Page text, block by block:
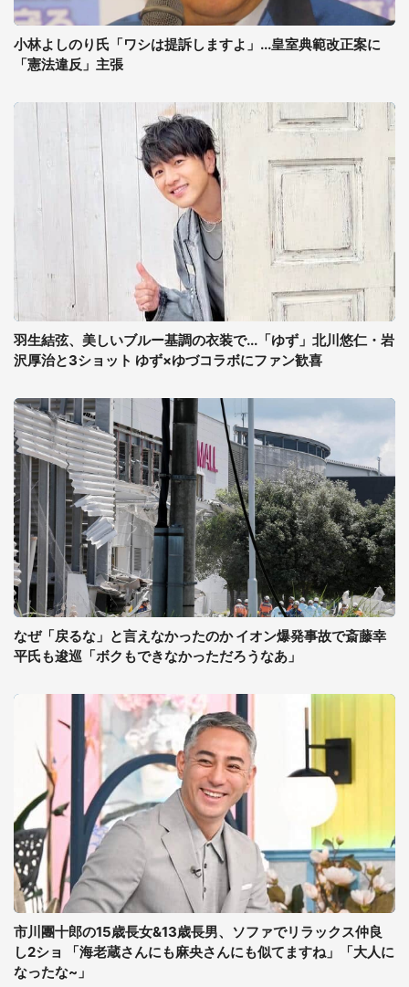
小林よしのり氏「ワシは提訴しますよ」...皇室典範改正案に
「憲法違反」主張
羽生結弦、美しいブルー基調の衣装で...「ゆず」北川悠仁・岩
沢厚治と3ショット ゆず×ゆづコラボにファン歓喜
なぜ「戻るな」と言えなかったのか イオン爆発事故で斎藤幸
平氏も逡巡「ボクもできなかっただろうなあ」
市川團十郎の15歳長女&13歳長男、ソファでリラックス仲良
し2ショ 「海老蔵さんにも麻央さんにも似てますね」「大人に
なったな~」